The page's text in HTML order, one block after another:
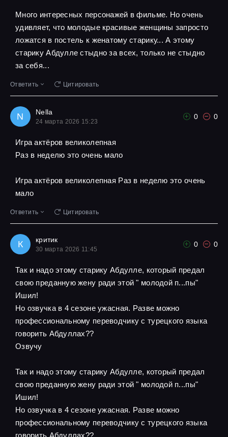
Много интересных персонажей в фильме. Но очень
удивляет, что молодые красивые женщины запросто
ложатся в постель к женатому старику... А этому
старику Абдулле стыдно за всех, только не стыдно
за себя...
Ответить Цитировать
N Nella
24 марта 2026 15:23
0 0
Игра актёров великолепная
Pаз в неделю это очень мало
Игра актёров великолепная Pаз в неделю это очень
мало
Ответить Цитировать
К критик
30 марта 2026 11:45
0 0
Так и надо этому старику Абдулле, который предал
свою преданную жену ради этой " молодой п...пы"
Ишил!
Но озвучка в 4 сезоне ужасная. Разве можно
профессиональному переводчику с турецкого языка
говорить Абдуллах??
Озвучу
Так и надо этому старику Абдулле, который предал
свою преданную жену ради этой " молодой п...пы"
Ишил!
Но озвучка в 4 сезоне ужасная. Разве можно
профессиональному переводчику с турецкого языка
говорить Абдуллах??